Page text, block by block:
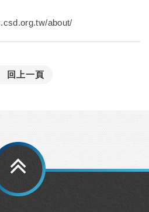
about/
回上一頁